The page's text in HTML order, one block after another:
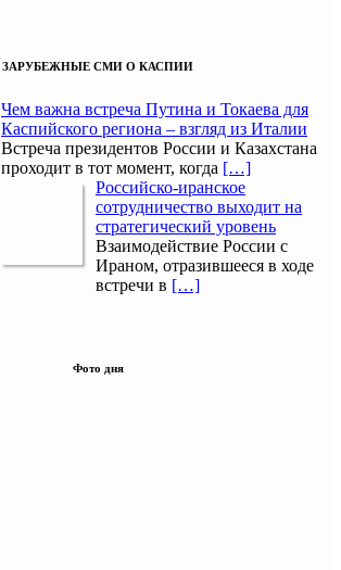
ЗАРУБЕЖНЫЕ СМИ О КАСПИИ
Чем важна встреча Путина и Токаева для
Каспийского региона – взгляд из Италии
Встреча президентов России и Казахстана
проходит в тот момент, когда […]
Российско-иранское
сотрудничество выходит на
стратегический уровень
Взаимодействие России с
Ираном, отразившееся в ходе
встречи в […]
Фото дня